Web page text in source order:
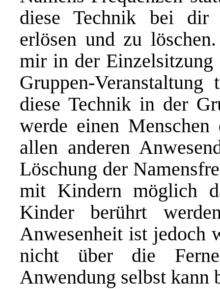
diese Technik bei dir
erlösen und zu
mir in der Einzelsitzung
Gruppen-
diese Technik in der
werde einen
allen anderen
Löschung der
mit Kindern möglich
Kinder berührt
Anwesenheit ist jedoch
nicht über die
Anwendung selbst kann